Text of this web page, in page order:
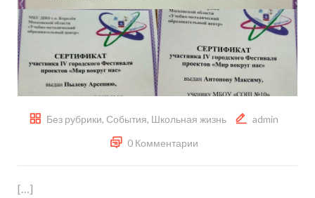
Без рубрики, События, Школьная жизнь
admin
0 Комментарии
[…]